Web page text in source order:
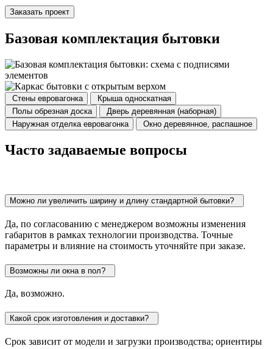
Заказать проект
Базовая комплектация бытовки
Стены евровагонка Крыша односкатная
Полы обрезная доска Дверь деревянная (наборная)
Наружная отделка евровагонка Окно деревянное, распашное
Часто задаваемые вопросы
Можно ли увеличить ширину и длину стандартной бытовки?
Да, по согласованию с менеджером возможны изменения
габаритов в рамках технологии производства. Точные
параметры и влияние на стоимость уточняйте при заказе.
Возможны ли окна в пол?
Да, возможно.
Какой срок изготовления и доставки?
Срок зависит от модели и загрузки производства; ориентиры